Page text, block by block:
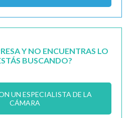
Y NO ENCUENTRAS LO
BUSCANDO?
UN ESPECIALISTA DE LA
CÁMARA